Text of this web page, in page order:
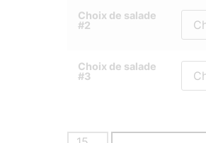
Choix de salade
#2
Choix de salade
#3